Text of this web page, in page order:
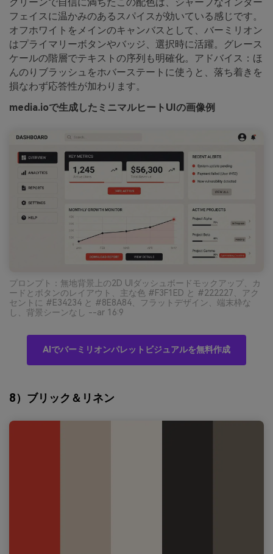
フェイスに温かみのあるスパイスが効いている感じです。
オフホワイトをメインのキャンバスとして、バーミリオン
はプライマリーボタンやバッジ、選択時に活躍。グレース
ケールの階層でテキストの序列も明確化。アドバイス：ほ
んのりブラッシュをホバーステートに使うと、落ち着きを
損なわず応答性が加わります。
media.ioで生成したミニマルヒートUIの画像例
プロンプト：無地背景上の2D UIダッシュボードモックアップ、カ
ードとボタンのレイアウト、主な色 #F3F1ED と #222227、アク
セントに #E34234 と #8E8A84、フラットデザイン、端末枠な
し、背景シーンなし --ar 16:9
AIでバーミリオンパレットビジュアルを無料作成
8）ブリック＆リネン